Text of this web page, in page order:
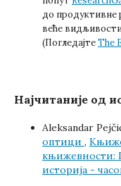
до продуктивне
веће
(ПогледајтеThe
Најчитаније од
Aleksandar
оптици ,
књижевности:
историја -